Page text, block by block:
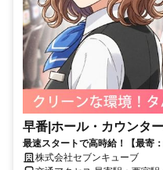
早番|ホール・カウンタ
最速スタートで高時給！【最
2日～＆短時間も可能！しっか
株式会社セブンキューブ